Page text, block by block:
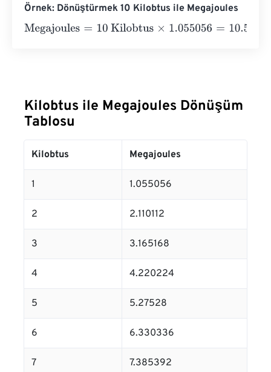
Örnek: Dönüştürmek 10 Kilobtus ile Megajoules
Megajoules= 10 Kilobtus×1.055056=10.55056
Kilobtus ile Megajoules Dönüşüm
Tablosu
Kilobtus Megajoules
1 1.055056
2 2.110112
3 3.165168
4 4.220224
5 5.27528
6 6.330336
7 7.385392